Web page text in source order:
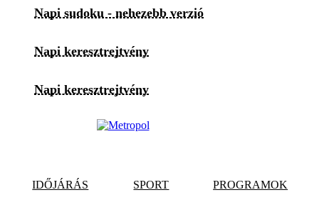
Napi sudoku - nehezebb verzió
Napi keresztrejtvény
Napi keresztrejtvény
IDŐJÁRÁS SPORT PROGRAMOK